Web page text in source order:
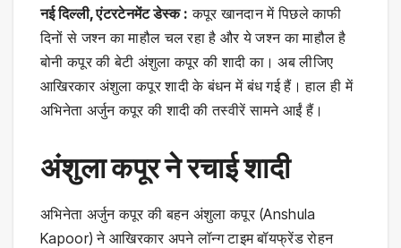
नई दिल्ली, एंटरटेनमेंट डेस्क : कपूर खानदान में पिछले काफी
दिनों से जश्न का माहौल चल रहा है और ये जश्न का माहौल है
बोनी कपूर की बेटी अंशुला कपूर की शादी का। अब लीजिए
आखिरकार अंशुला कपूर शादी के बंधन में बंध गई हैं। हाल ही में
अभिनेता अर्जुन कपूर की शादी की तस्वीरें सामने आईं हैं।
अंशुला कपूर ने रचाई शादी
अभिनेता अर्जुन कपूर की बहन अंशुला कपूर (Anshula
Kapoor) ने आखिरकार अपने लॉन्ग टाइम बॉयफ्रेंड रोहन